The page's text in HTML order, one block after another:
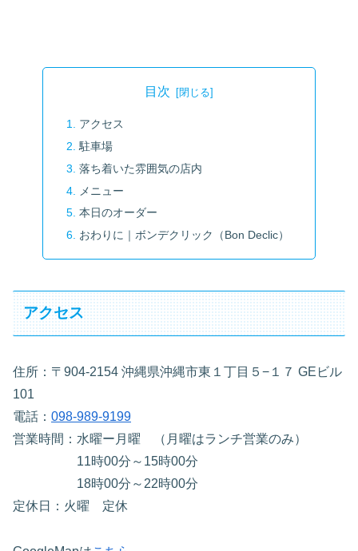
目次
アクセス
駐車場
落ち着いた雰囲気の店内
メニュー
本日のオーダー
おわりに｜ボンデクリック（Bon Declic）
アクセス
住所：〒904-2154 沖縄県沖縄市東１丁目５−１７ GEビル
101
電話： 098-989-9199
営業時間：水曜ー月曜 （月曜はランチ営業のみ）
11時00分～15時00分
18時00分～22時00分
定休日：火曜 定休